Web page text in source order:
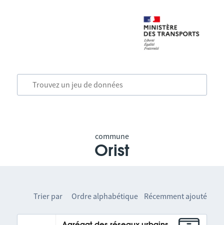
commune
Orist
Trier par Ordre alphabétique Récemment ajouté